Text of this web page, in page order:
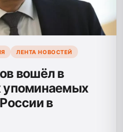
ЛЕНТА НОВОСТЕЙ
вошёл в
в